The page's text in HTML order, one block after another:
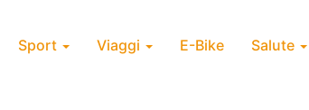
Sport Viaggi E-Bike Salute